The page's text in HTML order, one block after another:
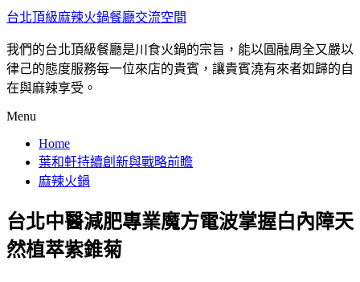
台北頂級麻辣火鍋餐廳交流空間
我們的台北頂級餐廳是川食火鍋的宗旨，能以圓融周全又嚴以
律己的態度服務每一位來店的貴賓，讓貴賓澆有來者如歸的自
在與麻辣享受。
Menu
Home
葉和軒持續創新與戰略前瞻
麻辣火鍋
台北中醫減肥專業魔方電波掌握白內障天
然植萃紫錐菊